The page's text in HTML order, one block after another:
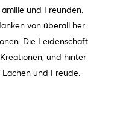
und Freunden.
von überall her
Die Leidenschaft
und hinter
und Freude.